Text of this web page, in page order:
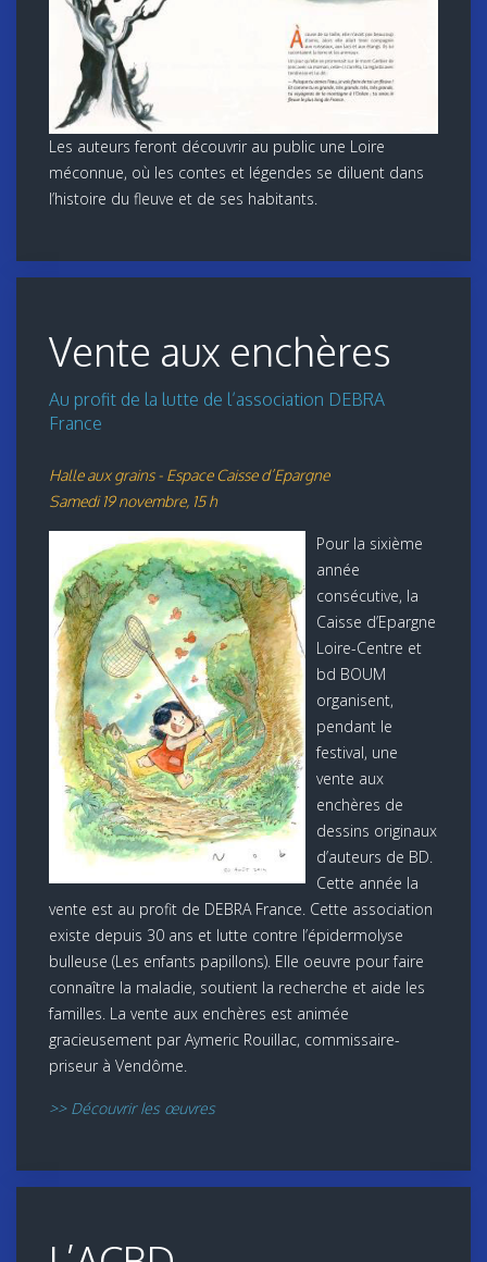
Les auteurs feront découvrir au public une Loire
méconnue, où les contes et légendes se diluent dans
l’histoire du fleuve et de ses habitants.
Vente aux enchères
Au profit de la lutte de l’association DEBRA
France
Halle aux grains - Espace Caisse d’Epargne
Samedi 19 novembre, 15 h
Pour la sixième
année
consécutive, la
Caisse d’Epargne
Loire-Centre et
bd BOUM
organisent,
pendant le
festival, une
vente aux
enchères de
dessins originaux
d’auteurs de BD.
Cette année la
vente est au profit de DEBRA France. Cette association
existe depuis 30 ans et lutte contre l’épidermolyse
bulleuse (Les enfants papillons). Elle oeuvre pour faire
connaître la maladie, soutient la recherche et aide les
familles. La vente aux enchères est animée
gracieusement par Aymeric Rouillac, commissaire-
priseur à Vendôme.
>> Découvrir les œuvres